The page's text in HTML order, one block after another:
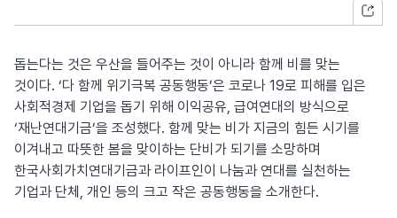
돕는다는 것은 우산을 들어주는 것이 아니라 함께 비를 맞는
것이다. ‘다 함께 위기극복 공동행동’은 코로나 19로 피해를 입은
사회적경제 기업을 돕기 위해 이익공유, 급여연대의 방식으로
‘재난연대기금’을 조성했다. 함께 맞는 비가 지금의 힘든 시기를
이겨내고 따뜻한 봄을 맞이하는 단비가 되기를 소망하며
한국사회가치연대기금과 라이프인이 나눔과 연대를 실천하는
기업과 단체, 개인 등의 크고 작은 공동행동을 소개한다.